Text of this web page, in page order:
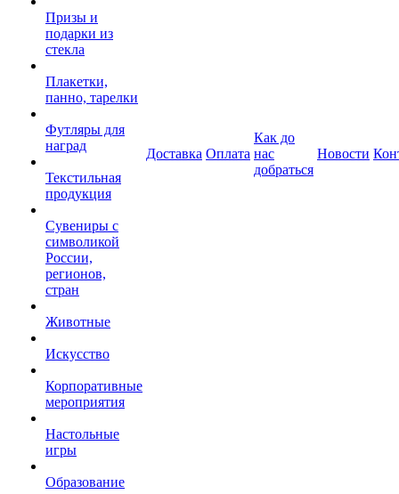
Призы и
подарки из
стекла
Плакетки,
панно, тарелки
Футляры для
наград
Текстильная
продукция
Сувениры с
символикой
России,
регионов,
стран
Животные
Искусство
Корпоративные
мероприятия
Настольные
игры
Образование
Доставка Оплата
Как до
нас
добраться
Новости